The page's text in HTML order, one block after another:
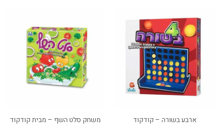
ארבע בשורה – קודקוד משחק סלט השף – מבית קודקוד